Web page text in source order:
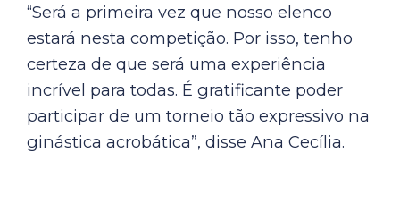
“Será a primeira vez que nosso elenco
estará nesta competição. Por isso, tenho
certeza de que será uma experiência
incrível para todas. É gratificante poder
participar de um torneio tão expressivo na
ginástica acrobática”, disse Ana Cecília.